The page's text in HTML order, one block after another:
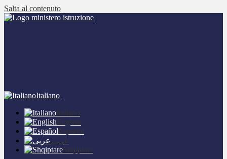
Salta al contenuto
Italiano
Italiano
English
Español
عربى
Shqiptare